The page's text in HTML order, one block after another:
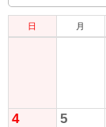
日 月
4 5